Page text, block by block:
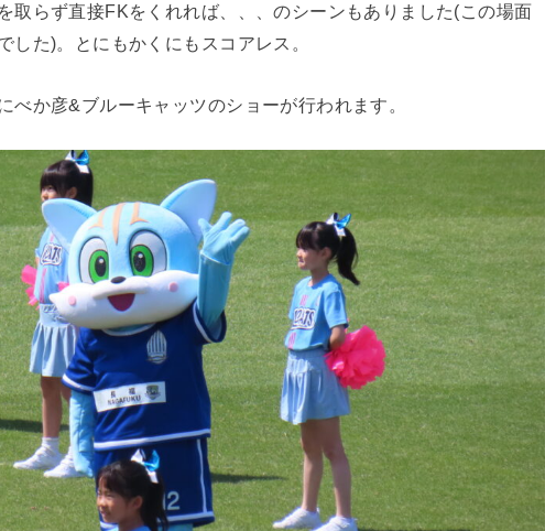
取らず直接FKをくれれば、、、のシーンもありました(この場面
した)。とにもかくにもスコアレス。
べか彦&ブルーキャッツのショーが行われます。